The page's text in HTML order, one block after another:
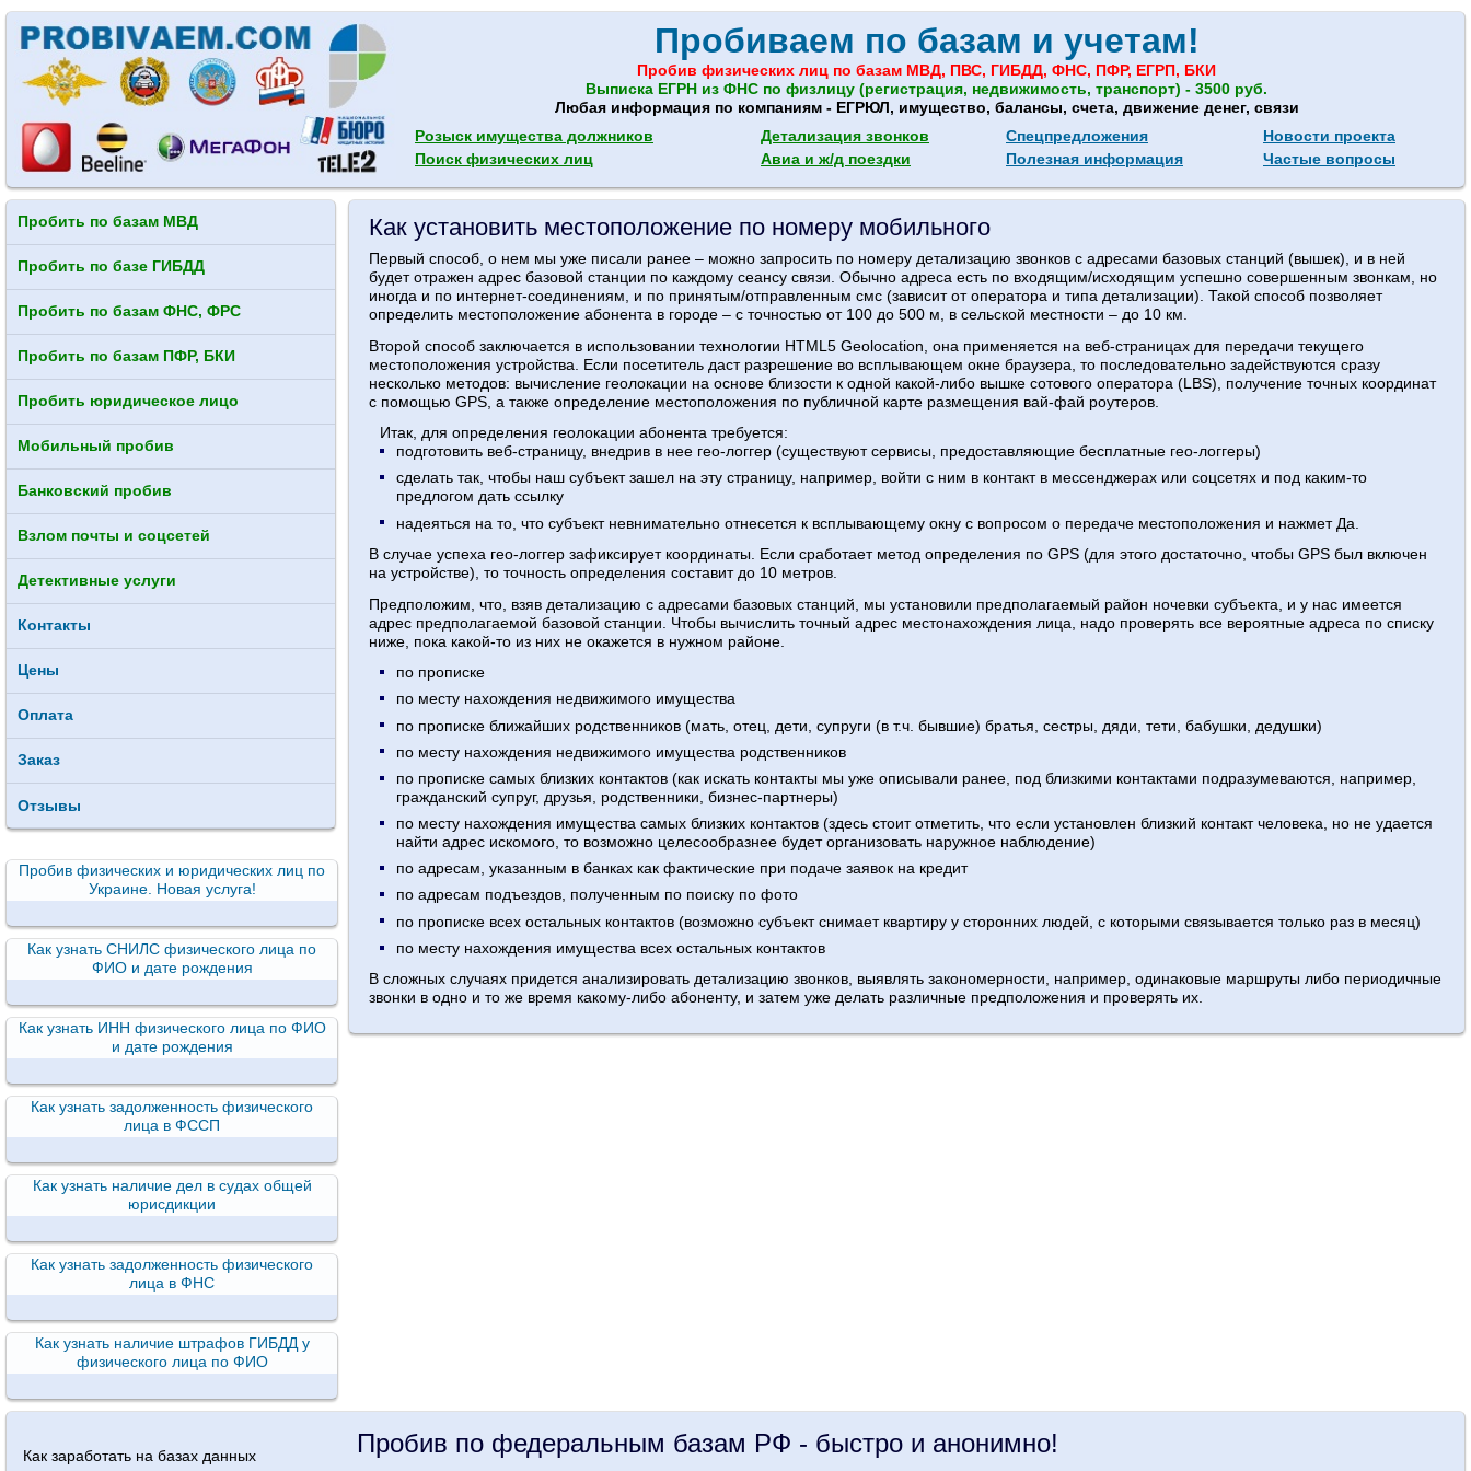
Пробиваем по базам и учетам!
Пробив физических лиц по базам МВД, ПВС, ГИБДД, ФНС, ПФР, ЕГРП, БКИ
Выписка ЕГРН из ФНС по физлицу (регистрация, недвижимость, транспорт) - 3500 руб.
Любая информация по компаниям - ЕГРЮЛ, имущество, балансы, счета, движение денег, связи
Розыск имущества должников
Детализация звонков Спецпредложения
Новости проекта
Поиск физических лиц
Авиа и ж/д поездки Полезная информация Частые вопросы
Как установить местоположение по номеру мобильного
Первый способ, о нем мы уже писали ранее – можно запросить по номеру детализацию звонков с адресами базовых станций (вышек), и в ней
будет отражен адрес базовой станции по каждому сеансу связи. Обычно адреса есть по входящим/исходящим успешно совершенным звонкам, но
иногда и по интернет-соединениям, и по принятым/отправленным смс (зависит от оператора и типа детализации). Такой способ позволяет
определить местоположение абонента в городе – с точностью от 100 до 500 м, в сельской местности – до 10 км.
Второй способ заключается в использовании технологии HTML5 Geolocation, она применяется на веб-страницах для передачи текущего
местоположения устройства. Если посетитель даст разрешение во всплывающем окне браузера, то последовательно задействуются сразу
несколько методов: вычисление геолокации на основе близости к одной какой-либо вышке сотового оператора (LBS), получение точных координат
с помощью GPS, а также определение местоположения по публичной карте размещения вай-фай роутеров.
Итак, для определения геолокации абонента требуется:
подготовить веб-страницу, внедрив в нее гео-логгер (существуют сервисы, предоставляющие бесплатные гео-логгеры)
сделать так, чтобы наш субъект зашел на эту страницу, например, войти с ним в контакт в мессенджерах или соцсетях и под каким-то
предлогом дать ссылку
надеяться на то, что субъект невнимательно отнесется к всплывающему окну с вопросом о передаче местоположения и нажмет Да.
В случае успеха гео-логгер зафиксирует координаты. Если сработает метод определения по GPS (для этого достаточно, чтобы GPS был включен
на устройстве), то точность определения составит до 10 метров.
Предположим, что, взяв детализацию с адресами базовых станций, мы установили предполагаемый район ночевки субъекта, и у нас имеется
адрес предполагаемой базовой станции. Чтобы вычислить точный адрес местонахождения лица, надо проверять все вероятные адреса по списку
ниже, пока какой-то из них не окажется в нужном районе.
по прописке
по месту нахождения недвижимого имущества
по прописке ближайших родственников (мать, отец, дети, супруги (в т.ч. бывшие) братья, сестры, дяди, тети, бабушки, дедушки)
по месту нахождения недвижимого имущества родственников
по прописке самых близких контактов (как искать контакты мы уже описывали ранее, под близкими контактами подразумеваются, например,
гражданский супруг, друзья, родственники, бизнес-партнеры)
по месту нахождения имущества самых близких контактов (здесь стоит отметить, что если установлен близкий контакт человека, но не удается
найти адрес искомого, то возможно целесообразнее будет организовать наружное наблюдение)
по адресам, указанным в банках как фактические при подаче заявок на кредит
по адресам подъездов, полученным по поиску по фото
по прописке всех остальных контактов (возможно субъект снимает квартиру у сторонних людей, с которыми связывается только раз в месяц)
по месту нахождения имущества всех остальных контактов
В сложных случаях придется анализировать детализацию звонков, выявлять закономерности, например, одинаковые маршруты либо периодичные
звонки в одно и то же время какому-либо абоненту, и затем уже делать различные предположения и проверять их.
Пробить по базам МВД
Пробить по базе ГИБДД
Пробить по базам ФНС, ФРС
Пробить по базам ПФР, БКИ
Пробить юридическое лицо
Мобильный пробив
Банковский пробив
Взлом почты и соцсетей
Детективные услуги
Контакты
Цены
Оплата
Заказ
Отзывы
Пробив физических и юридических лиц по
Украине. Новая услуга!
Как узнать СНИЛС физического лица по
ФИО и дате рождения
Как узнать ИНН физического лица по ФИО
и дате рождения
Как узнать задолженность физического
лица в ФССП
Как узнать наличие дел в судах общей
юрисдикции
Как узнать задолженность физического
лица в ФНС
Как узнать наличие штрафов ГИБДД у
физического лица по ФИО
Пробив по федеральным базам РФ - быстро и анонимно!
Как заработать на базах данных